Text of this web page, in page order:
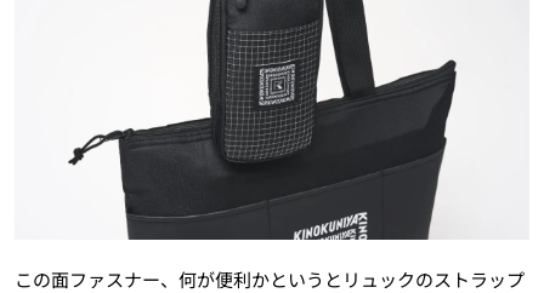
この面ファスナー、何が便利かというとリュックのストラップ